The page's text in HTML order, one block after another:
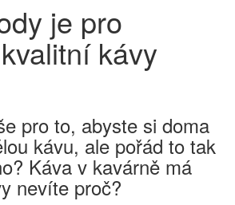
je pro
kávy
pro to, abyste si doma
kávu, ale pořád to tak
Káva v kavárně má
nevíte proč?